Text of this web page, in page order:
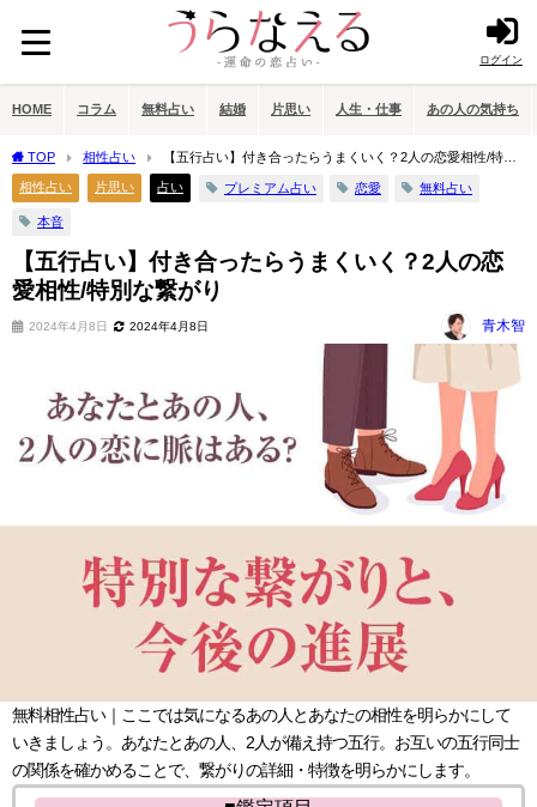
ログイン
HOME コラム 無料占い 結婚 片思い 人生・仕事 あの人の気持ち
TOP 相性占い
【五行占い】付き合ったらうまくいく？2人の恋愛相性/特別
な繋がり
相性占い 片思い 占い プレミアム占い 恋愛 無料占い
本音
【五行占い】付き合ったらうまくいく？2人の恋
愛相性/特別な繋がり
2024年4月8日 2024年4月8日 青木智
無料相性占い｜ここでは気になるあの人とあなたの相性を明らかにして
いきましょう。あなたとあの人、2人が備え持つ五行。お互いの五行同士
の関係を確かめることで、繋がりの詳細・特徴を明らかにします。